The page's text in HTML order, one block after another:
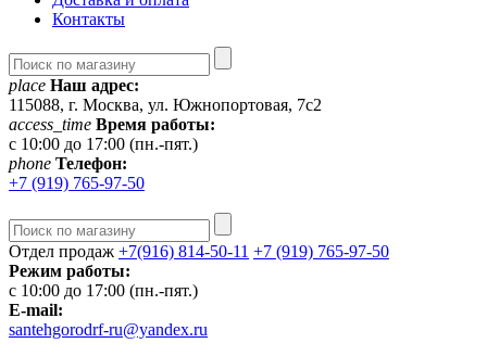
Контакты
place Наш адрес:
115088, г. Москва, ул. Южнопортовая, 7с2
access_time Время работы:
c 10:00 до 17:00 (пн.-пят.)
phone Телефон:
+7 (919) 765-97-50
Отдел продаж +7(916) 814-50-11 +7 (919) 765-97-50
Режим работы:
c 10:00 до 17:00 (пн.-пят.)
E-mail:
santehgorodrf-ru@yandex.ru